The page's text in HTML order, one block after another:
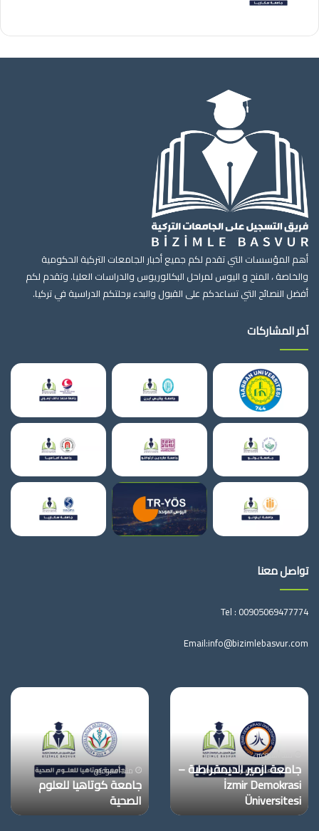
أهم المؤسسات التي تقدم لكم جميع أخبار الجامعات التركية الحكومية
والخاصة ، المنح و اليوس لمراحل البكالوريوس والدراسات العليا. وتقدم لكم
أفضل النصائح التي تساعدكم على القبول والبدء برحلتكم الدراسية في تركيا.
آخر المشاركات
تواصل معنا
Tel : 00905069477774
Email:info@bizimlebasvur.com
جامعة
الديمقراطية
–
İzmir
Demokrasi
Üniversitesi
منذ أسبوعين
جامعة ازمير الديمقراطية –
İzmir Demokrasi
Üniversitesi
جامعة
الصحية
منذ أسبوعين
جامعة كوتاهيا للعلوم
الصحية